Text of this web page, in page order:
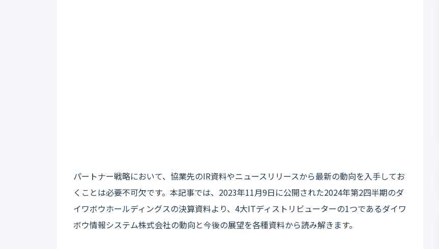
パートナー戦略において、協業先のIR資料やニュースリリースから最新の動向を入手してお
くことは必要不可欠です。本記事では、2023年11月9日に公開された2024年第2四半期のダ
イワボウホールディングスの決算資料より、4大ITディストリビューターの1つであるダイワ
ボウ情報システム株式会社の動向と今後の展望を各種資料から読み解きます。